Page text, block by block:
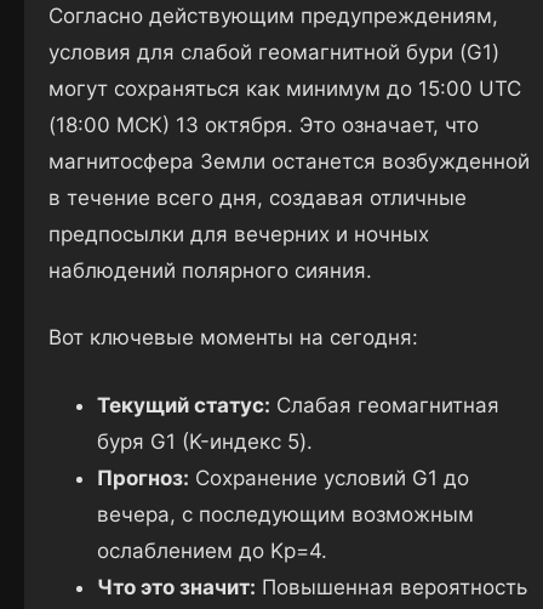
Согласно действующим предупреждениям,
условия для слабой геомагнитной бури (G1)
могут сохраняться как минимум до 15:00 UTC
(18:00 МСК) 13 октября. Это означает, что
магнитосфера Земли останется возбужденной
в течение всего дня, создавая отличные
предпосылки для вечерних и ночных
наблюдений полярного сияния.
Вот ключевые моменты на сегодня:
Текущий статус: Слабая геомагнитная
буря G1 (K-индекс 5).
Прогноз: Сохранение условий G1 до
вечера, с последующим возможным
ослаблением до Kp=4.
Что это значит: Повышенная вероятность